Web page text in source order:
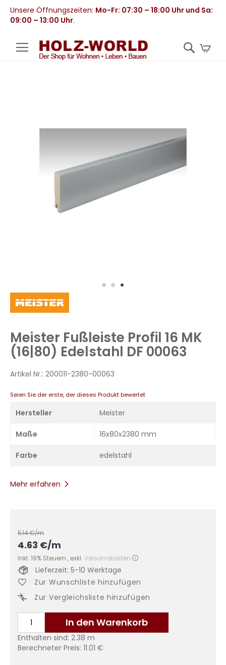
Unsere Öffnungszeiten: Mo-Fr: 07:30 – 18:00 Uhr und Sa:
09:00 – 13:00 Uhr.
Zum
Anfang
springen
Meister Fußleiste Profil 16 MK
(16|80) Edelstahl DF 00063
Artikel Nr.: 200011-2380-00063
Seien Sie der erste, der dieses Produkt bewertet
Hersteller Meister
Maße 16x80x2380 mm
Farbe edelstahl
Mehr erfahren
5.14€/m
4.63 €/m
Inkl. 19% Steuern , exkl. Versandkosten
In den Warenkorb
Enthalten sind: 2.38 m
Berechneter Preis: 11.01 €
Lieferzeit: 5-10 Werktage
Zur Wunschliste hinzufügen
Zur Vergleichsliste hinzufügen